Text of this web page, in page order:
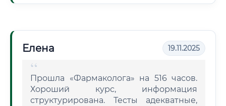
Елена 19.11.2025
Прошла «Фармаколога» на 516 часов.
Хороший курс, информация
структурирована. Тесты адекватные,